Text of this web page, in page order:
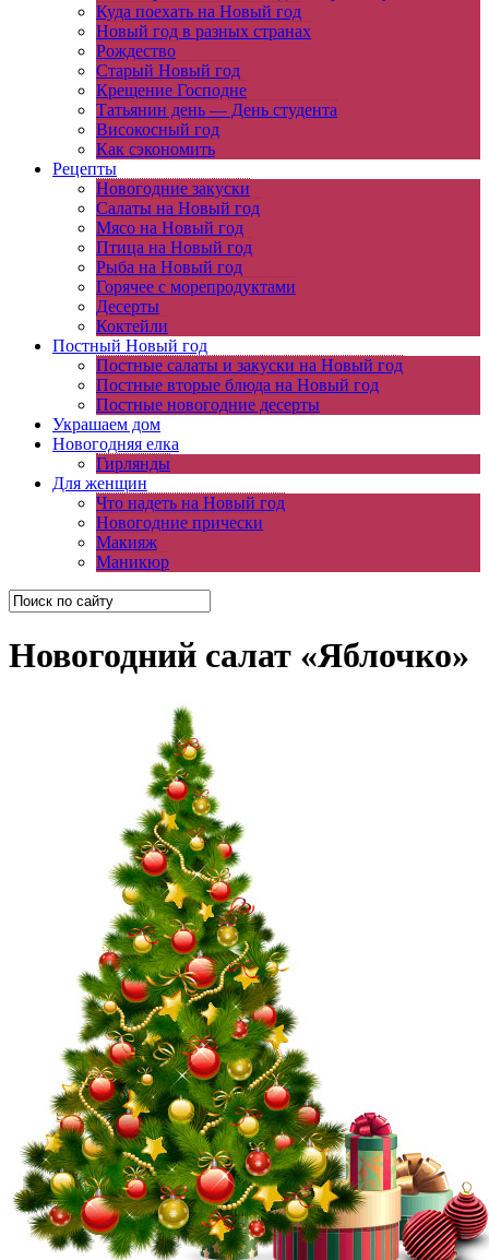
Куда поехать на Новый год
Новый год в разных странах
Рождество
Старый Новый год
Крещение Господне
Татьянин день — День студента
Високосный год
Как сэкономить
Рецепты
Новогодние закуски
Салаты на Новый год
Мясо на Новый год
Птица на Новый год
Рыба на Новый год
Горячее с морепродуктами
Десерты
Коктейли
Постный Новый год
Постные салаты и закуски на Новый год
Постные вторые блюда на Новый год
Постные новогодние десерты
Украшаем дом
Новогодняя елка
Гирлянды
Для женщин
Что надеть на Новый год
Новогодние прически
Макияж
Маникюр
Новогодний салат «Яблочко»